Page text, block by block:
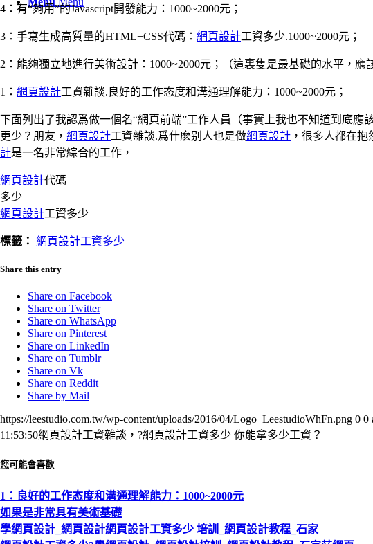
4：有“夠用”的Javascript開發能力：1000~2000元；
3：手寫生成高質量的HTML+CSS代碼： 網頁設計工資多少.1000~2000元；
2：能夠獨立地進行美術設計：1000~2000元；（這裏隻是最基礎的水平，
1： 網頁設計工資雜談.良好的工作态度和溝通理解能力：1000~2000元；
下面列出了我認爲做一個名“網頁前端”工作人員（事實上我也不知道到底
更少？朋友， 網頁設計工資雜談.爲什麽别人也是做網頁設計 ，很多人都在
計是一名非常綜合的工作，
網頁設計代碼
多少
網頁設計工資多少
標籤： 網頁設計工資多少
Share this entry
Share on Facebook
Share on Twitter
Share on WhatsApp
Share on Pinterest
Share on LinkedIn
Share on Tumblr
Share on Vk
Share on Reddit
Share by Mail
https://leestudio.com.tw/wp-content/uploads/2016/04/Logo_LeestudioWhFn.png 0 0
11:53:50網頁設計工資雜談，?網頁設計工資多少 你能拿多少工資？
您可能會喜歡
1：良好的工作态度和溝通理解能力：1000~2000元
如果是非常具有美術基礎
學網頁設計_網頁設計網頁設計工資多少 培訓_網頁設計教程_石家